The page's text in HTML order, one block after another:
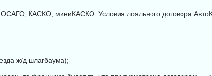
ОСАГО, КАСКО, миниКАСКО. Условия лояльного договора
ж/д шлагбаума);